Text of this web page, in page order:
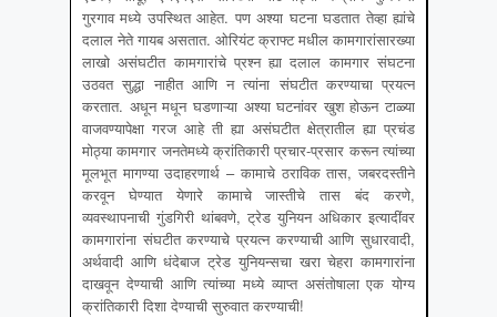
गुरगाव मध्ये उपस्थित आहेत. पण अश्या घटना घडतात तेव्हा ह्यांचे
दलाल नेते गायब असतात. ओरियंट क्राफ्ट मधील कामगारांसारख्या
लाखो असंघटीत कामगारांचे प्रश्न ह्या दलाल कामगार संघटना
उठवत सुद्धा नाहीत आणि न त्यांना संघटीत करण्याचा प्रयत्न
करतात. अधून मधून घडणाऱ्या अश्या घटनांवर खुश होऊन टाळ्या
वाजवण्यापेक्षा गरज आहे ती ह्या असंघटीत क्षेत्रातील ह्या प्रचंड
मोठ्या कामगार जनतेमध्ये क्रांतिकारी प्रचार-प्रसार करून त्यांच्या
मूलभूत मागण्या उदाहरणार्थ – कामाचे ठराविक तास, जबरदस्तीने
करवून घेण्यात येणारे कामाचे जास्तीचे तास बंद करणे,
व्यवस्थापनाची गुंडगिरी थांबवणे, ट्रेड युनियन अधिकार इत्यादींवर
कामगारांना संघटीत करण्याचे प्रयत्न करण्याची आणि सुधारवादी,
अर्थवादी आणि धंदेबाज ट्रेड युनियन्सचा खरा चेहरा कामगारांना
दाखवून देण्याची आणि त्यांच्या मध्ये व्याप्त असंतोषाला एक योग्य
क्रांतिकारी दिशा देण्याची सुरुवात करण्याची!